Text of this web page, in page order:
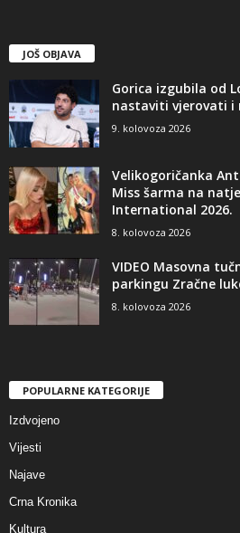
JOŠ OBJAVA
Gorica izgubila od
nastaviti vjerovati i
9. kolovoza 2026
Velikogoričanka
Miss šarma na
International 2026.
8. kolovoza 2026
VIDEO Masovna
parkingu Zračne
8. kolovoza 2026
POPULARNE KATEGORIJE
Izdvojeno
Vijesti
Najave
Crna Kronika
Kultura